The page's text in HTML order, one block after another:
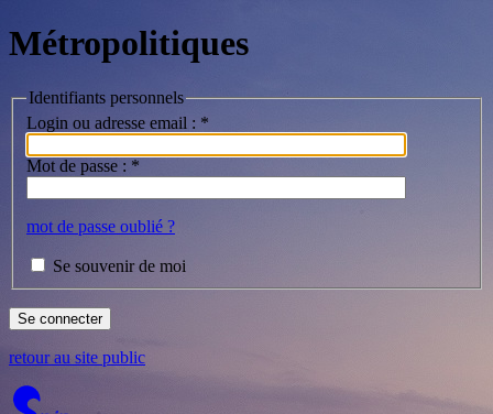
Métropolitiques
Identifiants personnels
Login ou adresse email : *
Mot de passe : *
mot de passe oublié ?
Se souvenir de moi
retour au site public